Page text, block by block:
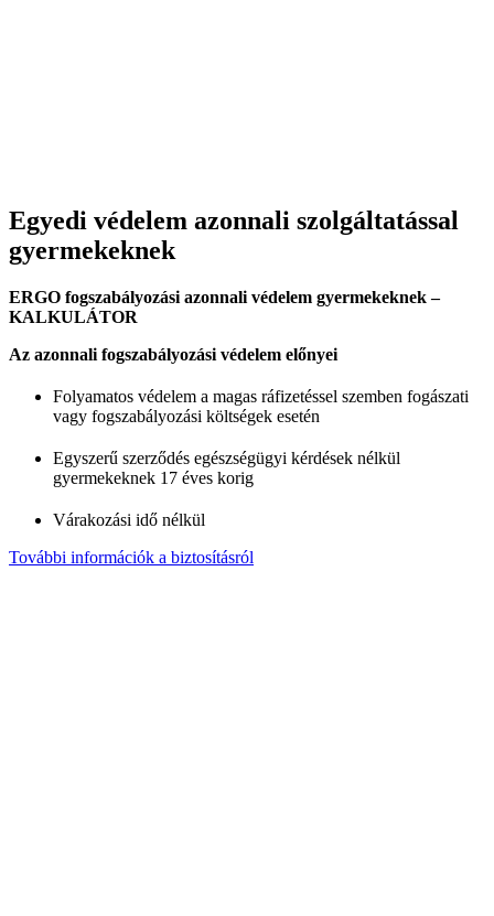
Egyedi védelem azonnali szolgáltatással
gyermekeknek
ERGO fogszabályozási azonnali védelem gyermekeknek –
KALKULÁTOR
Az azonnali fogszabályozási védelem előnyei
Folyamatos védelem a magas ráfizetéssel szemben fogászati
vagy fogszabályozási költségek esetén
Egyszerű szerződés egészségügyi kérdések nélkül
gyermekeknek 17 éves korig
Várakozási idő nélkül
További információk a biztosításról